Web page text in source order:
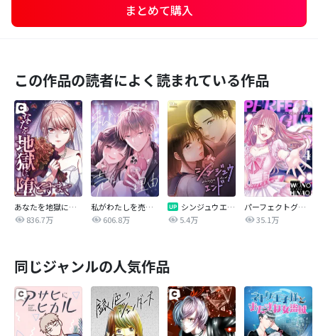
まとめて購入
この作品の読者によく読まれている作品
あなたを地獄に堕とすまで
836.7万
私がわたしを売る理由
606.8万
シンジュウエンド【タテヨミ】
5.4万
パーフェクトグリッター
35.1万
同じジャンルの人気作品